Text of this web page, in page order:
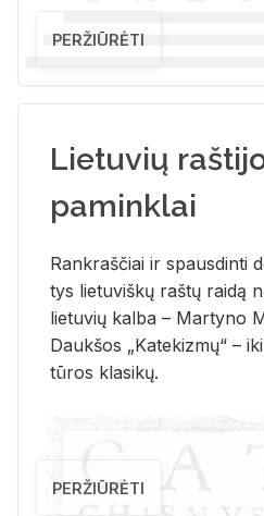
PERŽIŪRĖTI
Lietuvių
paminklai
Rank­raš­čiai ir spaus­din­ti
tys lie­tu­viš­kų raš­tų rai­dą
lie­tu­vių kal­ba – Mar­ty­no
Dauk­šos „Ka­te­kiz­mų“ –
tū­ros kla­si­kų.
PERŽIŪRĖTI